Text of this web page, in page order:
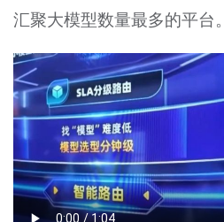
汇聚大模型数量最多的平台。